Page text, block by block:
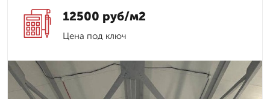
12500 руб/м2
Цена под ключ